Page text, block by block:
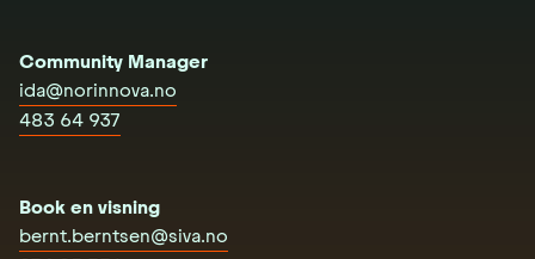
Community Manager
ida@norinnova.no
483 64 937
Book en visning
bernt.berntsen@siva.no